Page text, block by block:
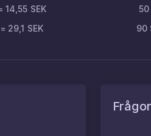
14,55 SEK 50
29,1 SEK 90